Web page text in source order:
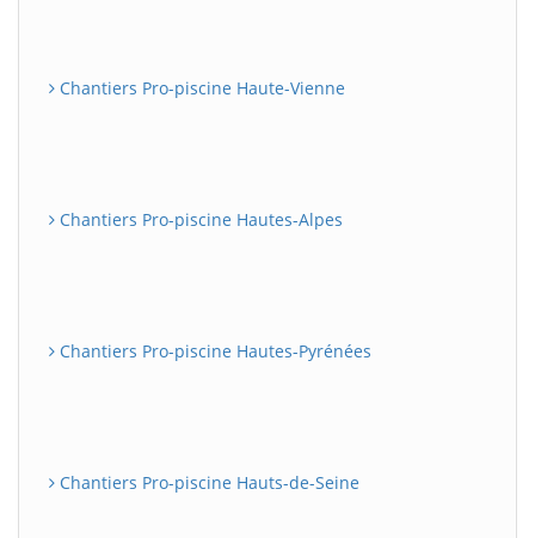
Chantiers Pro-piscine Haute-Vienne
Chantiers Pro-piscine Hautes-Alpes
Chantiers Pro-piscine Hautes-Pyrénées
Chantiers Pro-piscine Hauts-de-Seine